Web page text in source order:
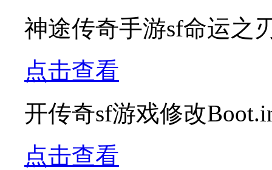
神途传奇手游sf命运之
点击查看
开传奇sf游戏修改
点击查看